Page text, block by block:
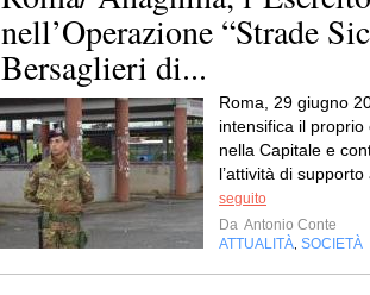
nell’Operazione “Strade
Bersaglieri di...
Roma, 29 giugno
intensifica il
nella Capitale e
l’attività di supporto
seguito
Da Antonio Conte
ATTUALITÀ SOCIETÀ